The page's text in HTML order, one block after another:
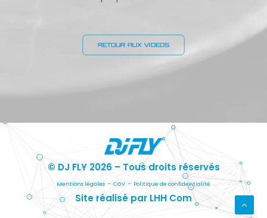
RETOUR AUX VIDEOS
© DJ FLY 2026 – Tous droits réservés
Mentions légales – CGV – Politique de confidentialité
Site réalisé par LHH Com